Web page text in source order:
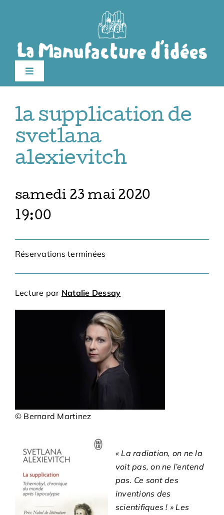
Toggle
Navigation
Le festival
Billetterie
Infos pratiques
Archives
la supplication de
svetlana
alexievitch
samedi 23 mai 2020
19:00
Réservations terminées
Lecture par Natalie Dessay
© Bernard Martinez
« La radiation, on ne la
voit pas, on ne l’entend
pas. Ce sont des
inventions des
scientifiques ! » Les